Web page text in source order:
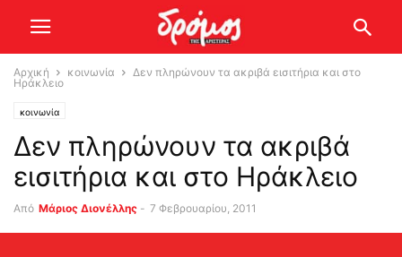
Αρχική κοινωνία
Δεν πληρώνουν τα ακριβά εισιτήρια και στο
Ηράκλειο
κοινωνία
Δεν πληρώνουν τα ακριβά
εισιτήρια και στο Ηράκλειο
Από Μάριος Διονέλλης - 7 Φεβρουαρίου, 2011